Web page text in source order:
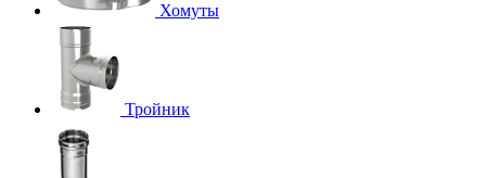
Хомуты
Тройник